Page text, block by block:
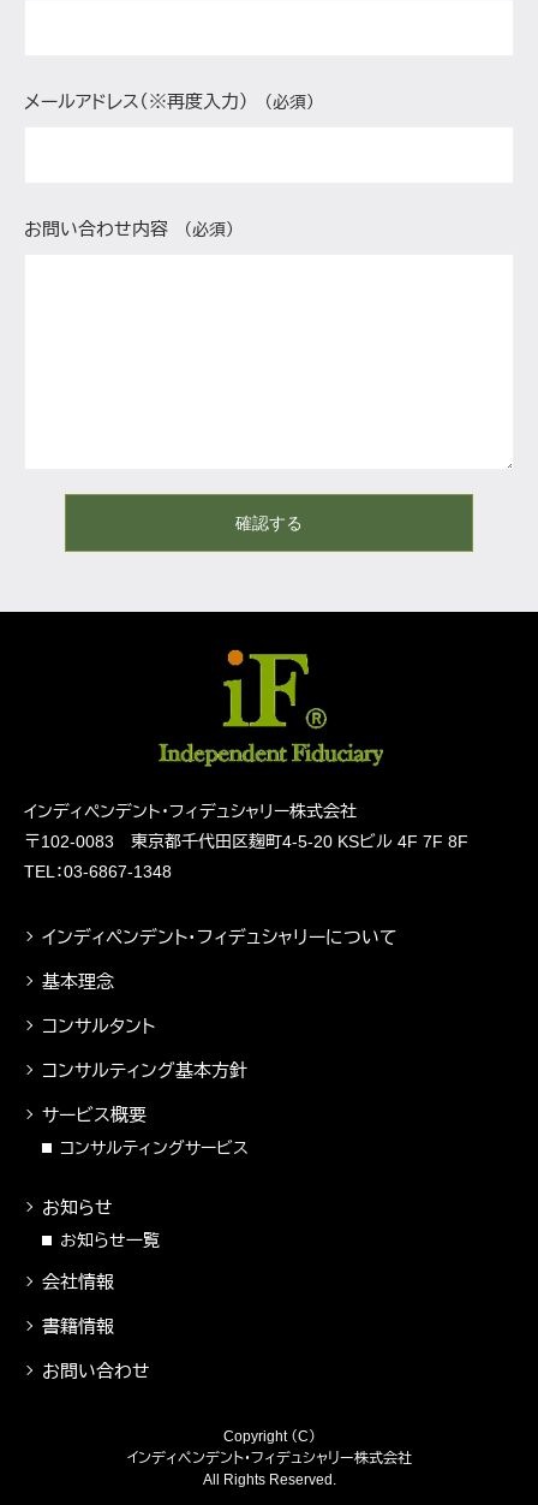
メールアドレス（※再度入力） （必須）
お問い合わせ内容 （必須）
確認する
インディペンデント・フィデュシャリー株式会社
〒102-0083 東京都千代田区麹町4-5-20 KSビル 4F 7F 8F
TEL：03-6867-1348
インディペンデント・フィデュシャリーについて
基本理念
コンサルタント
コンサルティング基本方針
サービス概要
コンサルティングサービス
お知らせ
お知らせ一覧
会社情報
書籍情報
お問い合わせ
Copyright （C）
インディペンデント・フィデュシャリー株式会社
All Rights Reserved.